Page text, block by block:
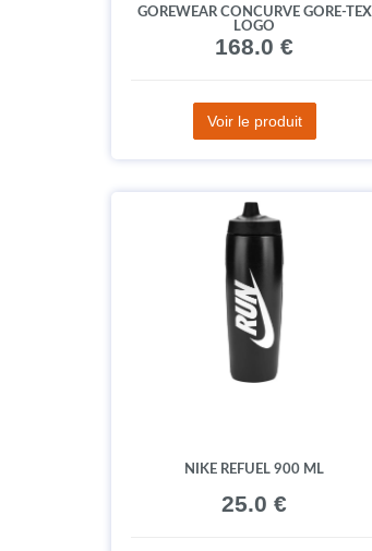
GOREWEAR CONCURVE GORE-TEX
LOGO
168.0 €
Voir le produit
NIKE REFUEL 900 ML
25.0 €